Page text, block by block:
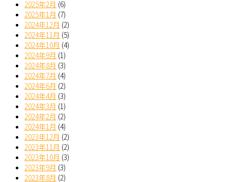
2025年2月 (6)
2025年1月 (7)
2024年12月 (2)
2024年11月 (5)
2024年10月 (4)
2024年9月 (1)
2024年8月 (3)
2024年7月 (4)
2024年6月 (2)
2024年4月 (3)
2024年3月 (1)
2024年2月 (2)
2024年1月 (4)
2023年12月 (2)
2023年11月 (2)
2023年10月 (3)
2023年9月 (3)
2023年8月 (2)